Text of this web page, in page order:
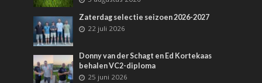
Zaterdag selectie seizoen 2026-2027
22 juli 2026
Donny van der Schagt en Ed Kortekaas
behalen VC2-diploma
25 juni 2026